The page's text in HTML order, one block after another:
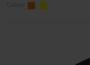
Colors: